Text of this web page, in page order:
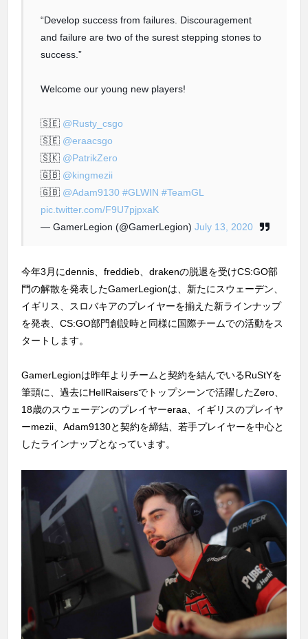
“Develop success from failures. Discouragement
and failure are two of the surest stepping stones to
success.”
Welcome our young new players!
🇸🇪 @Rusty_csgo
🇸🇪 @eraacsgo
🇸🇰 @PatrikZero
🇬🇧 @kingmezii
🇬🇧 @Adam9130 #GLWIN #TeamGL
pic.twitter.com/F9U7pjpxaK
— GamerLegion (@GamerLegion) July 13, 2020
今年3月にdennis、freddieb、drakenの脱退を受けCS:GO部
門の解散を発表したGamerLegionは、新たにスウェーデン、
イギリス、スロバキアのプレイヤーを揃えた新ラインナップ
を発表、CS:GO部門創設時と同様に国際チームでの活動をス
タートします。
GamerLegionは昨年よりチームと契約を結んでいるRuStYを
筆頭に、過去にHellRaisersでトップシーンで活躍したZero、
18歳のスウェーデンのプレイヤーeraa、イギリスのプレイヤ
ーmezii、Adam9130と契約を締結、若手プレイヤーを中心と
したラインナップとなっています。